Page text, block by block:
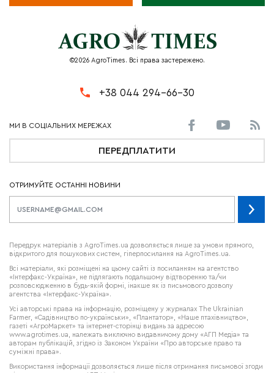
©2026 AgroTimes. Всі права застережено.
+38 044 294-66-30
ПЕРЕДПЛАТИТИ
ОТРИМУЙТЕ ОСТАННІ НОВИНИ
Передрук матеріалів з AgroTimes.ua дозволяється лише за умови прямого,
відкритого для пошукових систем, гіперпосилання на AgroTimes.ua.
Всі матеріали, які розміщені на цьому сайті із посиланням на агентство
«Інтерфакс-Україна», не підлягають подальшому відтворенню та/чи
розповсюдженню в будь-якій формі, інакше як із письмового дозволу
агентства «Інтерфакс-Україна».
Усі авторські права на інформацію, розміщену у журналах The Ukrainian
Farmer, «Садівництво по-українськи», «Плантатор», «Наше птахівництво»,
газеті «АгроМаркет» та інтернет-сторінці видань за адресою
www.agrotimes.ua, належать виключно видавничому дому «АГП Медіа» та
авторам публікацій, згідно із Законом України «Про авторське право та
суміжні права».
Використання інформації дозволяється лише після отримання письмової згоди